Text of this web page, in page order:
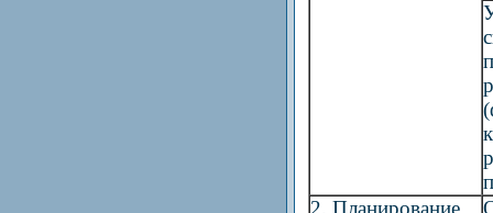
2. Планирование